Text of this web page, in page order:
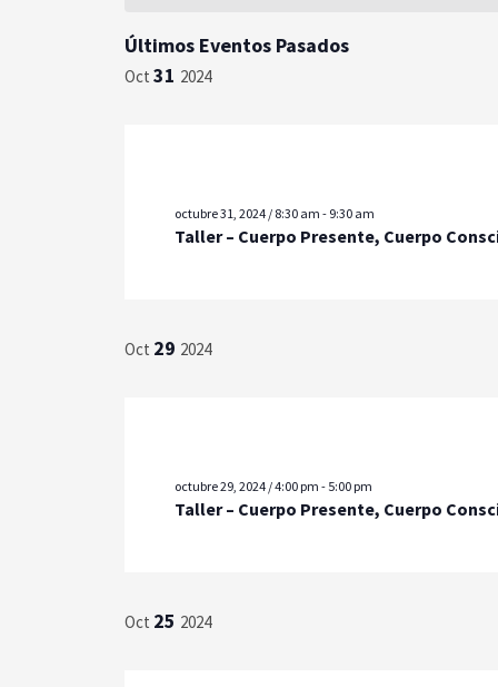
Últimos Eventos Pasados
Oct 31 2024
octubre 31, 2024 / 8:30 am - 9:30 am
Taller – Cuerpo Presente, Cuerpo
Oct 29 2024
octubre 29, 2024 / 4:00 pm - 5:00 pm
Taller – Cuerpo Presente, Cuerpo
Oct 25 2024